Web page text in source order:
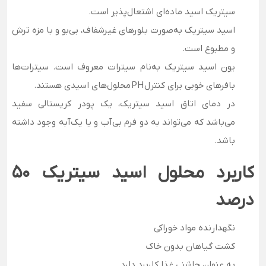
سیتریک اسید ماده‌ای اشتعال‌پذیر است.
اسید سیتریک به‌صورت بلورهای غیرشفاف، بی‌بو و با مزه ترش
و مطبوع است.
یون اسید سیتریک به‌نام سیترات معروف است. سیترات‌ها
بافرهای خوبی برای کنترل PH محلول‌های اسیدی هستند.
در دمای اتاق اسید سیتریک، یک پودر کریستالی سفید
می‌باشد که می‌تواند به دو فرم بی‌آب و یا یک‌آبه وجود داشته
باشد.
کاربرد محلول اسید سیتریک 50
درصد
نگهدارنده مواد خوراکی
کشت گیاهان بدون خاک